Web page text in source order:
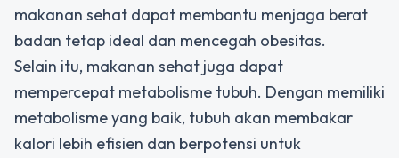
makanan sehat dapat membantu menjaga berat
badan tetap ideal dan mencegah obesitas.
Selain itu, makanan sehat juga dapat
mempercepat metabolisme tubuh. Dengan memiliki
metabolisme yang baik, tubuh akan membakar
kalori lebih efisien dan berpotensi untuk